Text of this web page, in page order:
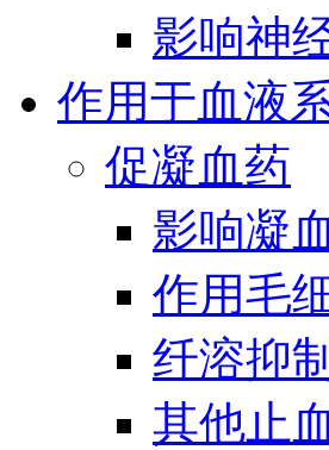
影响神
作用于血液
促凝血药
影响凝
作用毛
纤溶抑
其他止